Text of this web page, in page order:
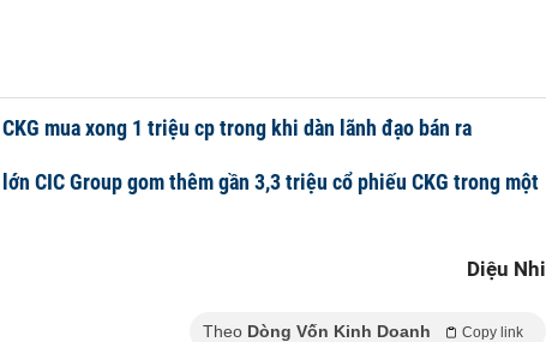
mua xong 1 triệu cp trong khi dàn lãnh đạo bán ra
CIC Group gom thêm gần 3,3 triệu cổ phiếu CKG trong một
Diệu Nhi
Theo Dòng Vốn Kinh Doanh Copy link